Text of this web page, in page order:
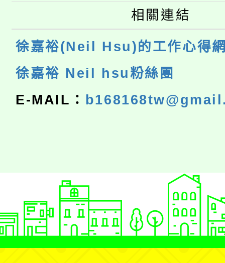
相關連結
徐嘉裕(Neil Hsu)的工作心得
徐嘉裕 Neil hsu粉絲團
E-MAIL：